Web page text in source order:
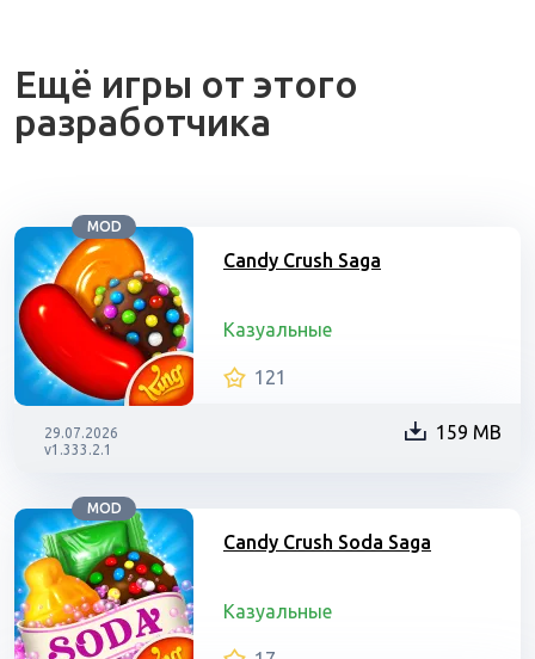
Ещё игры от этого
разработчика
MOD
Candy Crush Saga
Казуальные
121
29.07.2026
v1.333.2.1
159 MB
MOD
Candy Crush Soda Saga
Казуальные